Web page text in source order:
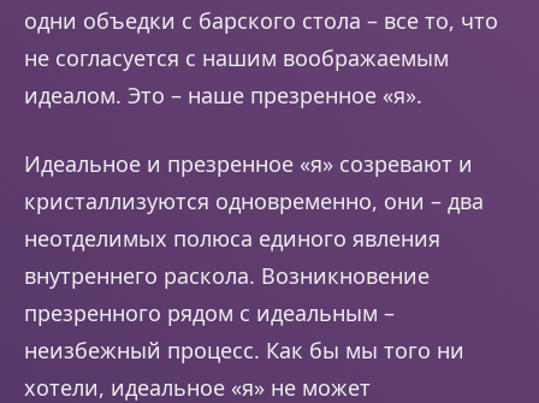
одни объедки с барского стола – все то, что
не согласуется с нашим воображаемым
идеалом. Это – наше презренное «я».
Идеальное и презренное «я» созревают и
кристаллизуются одновременно, они – два
неотделимых полюса единого явления
внутреннего раскола. Возникновение
презренного рядом с идеальным –
неизбежный процесс. Как бы мы того ни
хотели, идеальное «я» не может